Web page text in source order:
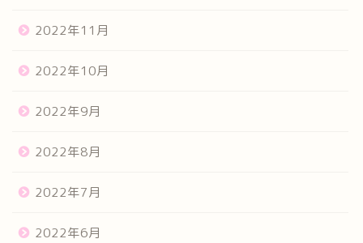
2022年11月
2022年10月
2022年9月
2022年8月
2022年7月
2022年6月